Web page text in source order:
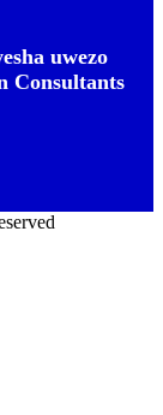
uwezo
Consultants